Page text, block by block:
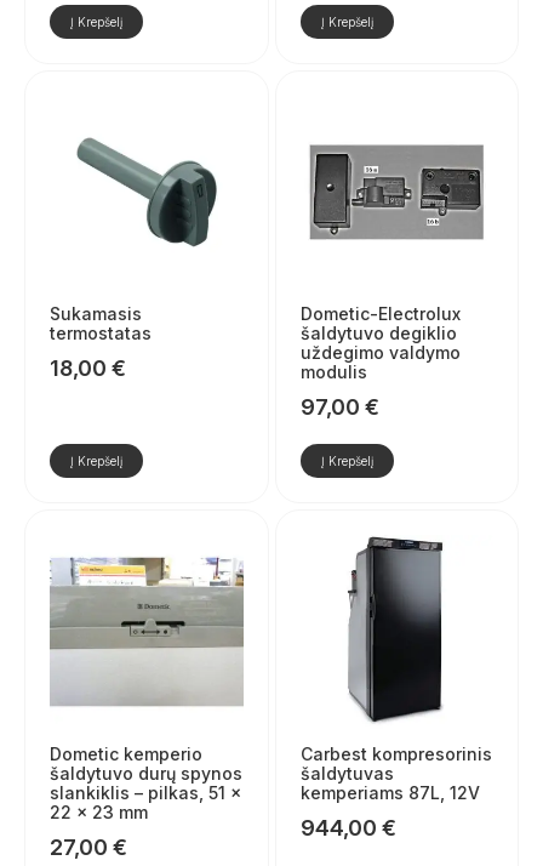
Į Krepšelį Į Krepšelį
Sukamasis
termostatas
18,00 €
Į Krepšelį
Dometic-Electrolux
šaldytuvo degiklio
uždegimo valdymo
modulis
97,00 €
Į Krepšelį
Dometic kemperio
šaldytuvo durų spynos
slankiklis – pilkas, 51 ×
22 × 23 mm
27,00 €
Carbest kompresorinis
šaldytuvas
kemperiams 87L, 12V
944,00 €